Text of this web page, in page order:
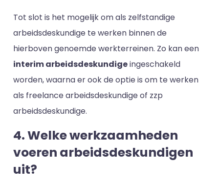
Tot slot is het mogelijk om als zelfstandige
arbeidsdeskundige te werken binnen de
hierboven genoemde werkterreinen. Zo kan een
interim arbeidsdeskundigeingeschakeld
worden, waarna er ook de optie is om te werken
als freelance arbeidsdeskundige of zzp
arbeidsdeskundige.
4. Welke werkzaamheden
voeren arbeidsdeskundigen
uit?